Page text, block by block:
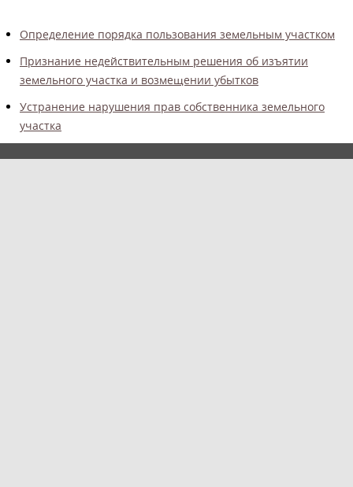
Определение порядка пользования земельным участком
Признание недействительным решения об изъятии
земельного участка и возмещении убытков
Устранение нарушения прав собственника земельного
участка